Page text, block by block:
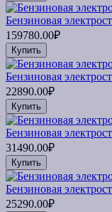
Бензиновая
159780.00₽
Купить
Бензиновая
22890.00₽
Купить
Бензиновая
31490.00₽
Купить
Бензиновая
25290.00₽